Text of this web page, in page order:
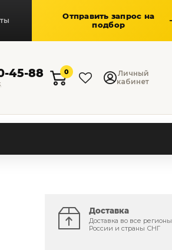
Отправить запрос на
подбор
45-88 0
Личный
кабинет
Доставка
Доставка во все регионы
России и страны СНГ